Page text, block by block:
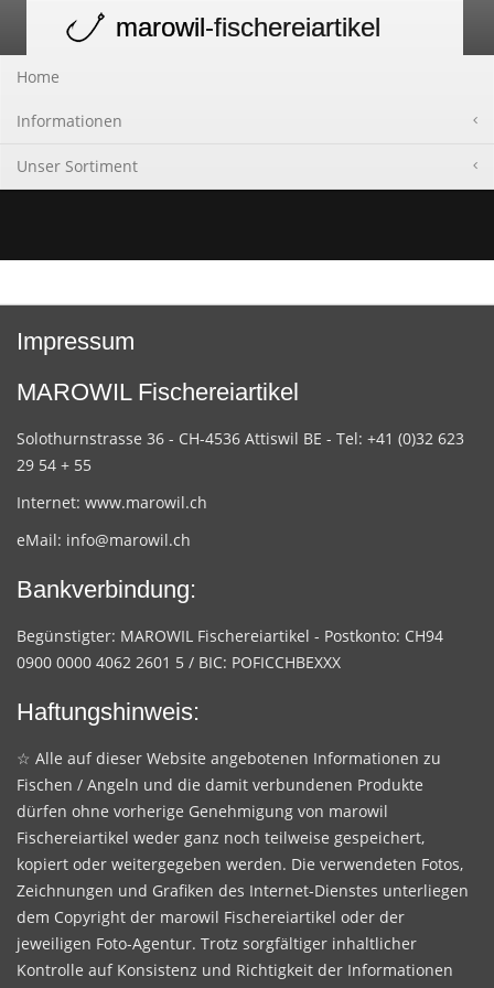
navigation
marowil-fischereiartikel
Home
Informationen
Unser Sortiment
Impressum
MAROWIL Fischereiartikel
Solothurnstrasse 36 - CH-4536 Attiswil BE - Tel: +41 (0)32 623
29 54 + 55
Internet: www.marowil.ch
eMail: info@marowil.ch
Bankverbindung:
Begünstigter: MAROWIL Fischereiartikel - Postkonto: CH94
0900 0000 4062 2601 5 / BIC: POFICCHBEXXX
Haftungshinweis:
☆ Alle auf dieser Website angebotenen Informationen zu
Fischen / Angeln und die damit verbundenen Produkte
dürfen ohne vorherige Genehmigung von marowil
Fischereiartikel weder ganz noch teilweise gespeichert,
kopiert oder weitergegeben werden. Die verwendeten Fotos,
Zeichnungen und Grafiken des Internet-Dienstes unterliegen
dem Copyright der marowil Fischereiartikel oder der
jeweiligen Foto-Agentur. Trotz sorgfältiger inhaltlicher
Kontrolle auf Konsistenz und Richtigkeit der Informationen